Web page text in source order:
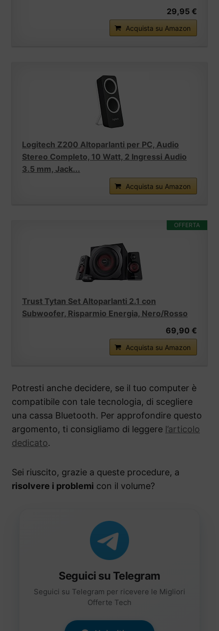
29,95 €
Acquista su Amazon
Logitech Z200 Altoparlanti per PC, Audio
Stereo Completo, 10 Watt, 2 Ingressi Audio
3.5 mm, Jack...
Acquista su Amazon
OFFERTA
Trust Tytan Set Altoparlanti 2.1 con
Subwoofer, Risparmio Energia, Nero/Rosso
69,90 €
Acquista su Amazon
Potresti anche decidere, se il tuo computer è
compatibile con tale tecnologia, di scegliere
una cassa Bluetooth. Per approfondire questo
argomento, ti consigliamo di leggere l’articolo
dedicato.
Sei riuscito, grazie a queste procedure, a
risolvere i problemi con il volume?
Seguici su Telegram
Seguici su Telegram per ricevere le Migliori
Offerte Tech